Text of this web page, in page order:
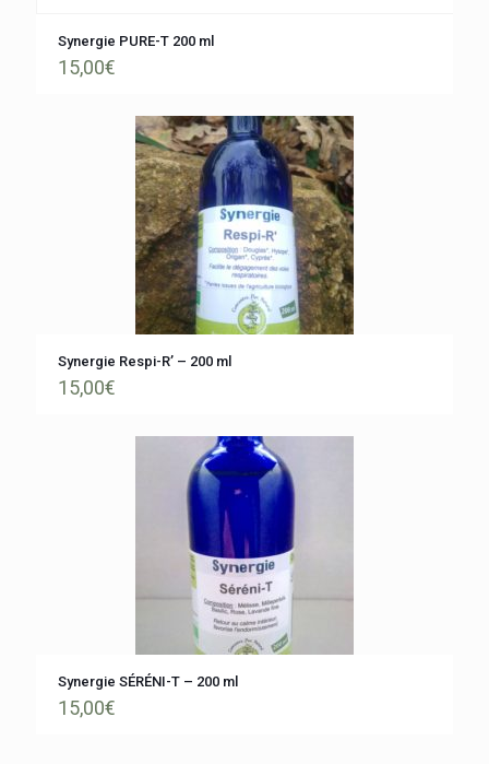
Synergie PURE-T 200 ml
15,00€
Synergie Respi-R’ – 200 ml
15,00€
Synergie SÉRÉNI-T – 200 ml
15,00€